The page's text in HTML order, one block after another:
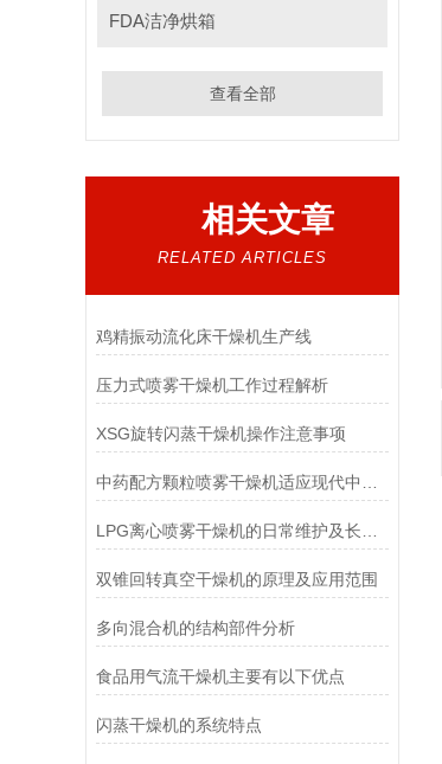
FDA洁净烘箱
查看全部
相关文章
RELATED ARTICLES
鸡精振动流化床干燥机生产线
压力式喷雾干燥机工作过程解析
XSG旋转闪蒸干燥机操作注意事项
双锥回转真空干燥机的原理及应用范围
多向混合机的结构部件分析
食品用气流干燥机主要有以下优点
闪蒸干燥机的系统特点